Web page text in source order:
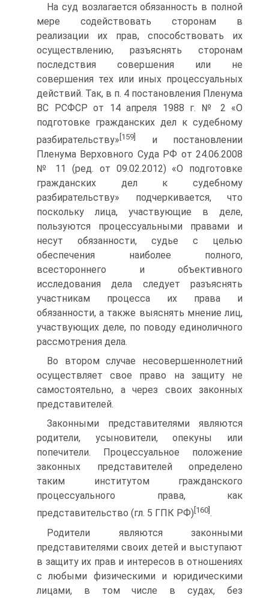
На суд возлагается обязанность в полной
мере содействовать сторонам в
реализации их прав, способствовать их
осуществлению, разъяснять сторонам
последствия совершения или не
совершения тех или иных процессуальных
действий. Так, в п. 4 постановления Пленума
ВС РСФСР от 14 апреля 1988 г. № 2 «О
подготовке гражданских дел к судебному
разбирательству» [159]
и постановлении
Пленума Верховного Суда РФ от 24.06.2008
№ 11 (ред. от 09.02.2012) «О подготовке
гражданских дел к судебному
разбирательству» подчеркивается, что
поскольку лица, участвующие в деле,
пользуются процессуальными правами и
несут обязанности, судье с целью
обеспечения наиболее полного,
всестороннего и объективного
исследования дела следует разъяснять
участникам процесса их права и
обязанности, а также выяснять мнение лиц,
участвующих деле, по поводу единоличного
рассмотрения дела.
Во втором случае несовершеннолетний
осуществляет свое право на защиту не
самостоятельно, а через своих законных
представителей.
Законными представителями являются
родители, усыновители, опекуны или
попечители. Процессуальное положение
законных представителей определено
таким институтом гражданского
процессуального права, как
представительство (гл. 5 ГПК РФ) [160] .
Родители являются законными
представителями своих детей и выступают
в защиту их прав и интересов в отношениях
с любыми физическими и юридическими
лицами, в том числе в судах, без